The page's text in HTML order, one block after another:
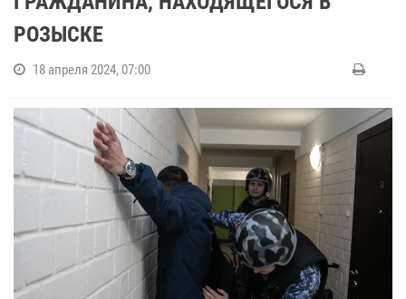
РОЗЫСКЕ
18 апреля 2024, 07:00